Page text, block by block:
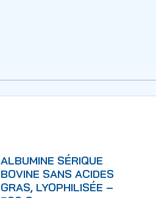
ALBUMINE SÉRIQUE
BOVINE SANS ACIDES
GRAS, LYOPHILISÉE –